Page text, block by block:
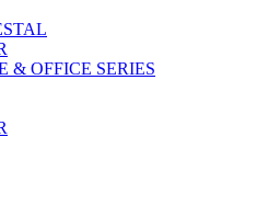
& OFFICE SERIES